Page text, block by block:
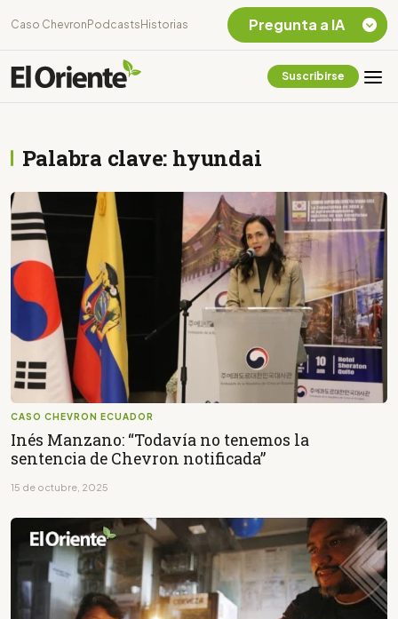
Caso Chevron Podcasts Historias
Suscribirse
Palabra clave: hyundai
CASO CHEVRON ECUADOR
Inés Manzano: “Todavía no tenemos la
sentencia de Chevron notificada”
15 de octubre, 2025
Pregunta a IA
Amazonia Ecuatoriana
¿En que consiste la
tasa minera que rige en
Ecuador?